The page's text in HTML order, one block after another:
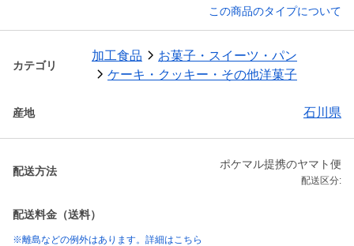
この商品のタイプについて
カテゴリ
加工食品
お菓子・スイーツ・パン
ケーキ・クッキー・その他洋菓子
産地 石川県
配送方法
ポケマル提携のヤマト便
配送区分:
配送料金（送料）
※離島などの例外はあります。詳細はこちら